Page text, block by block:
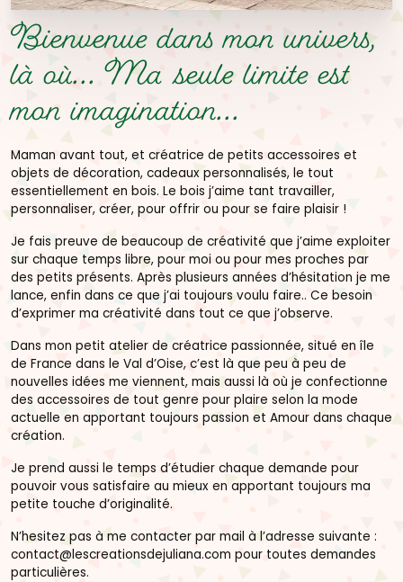
Bienvenue dans mon univers,
là où...Ma seule limite est
mon imagination...
Maman avant tout, et créatrice de petits accessoires et
objets de décoration, cadeaux personnalisés, le tout
essentiellement en bois. Le bois j’aime tant travailler,
personnaliser, créer, pour offrir ou pour se faire plaisir !
Je fais preuve de beaucoup de créativité que j’aime exploiter
sur chaque temps libre, pour moi ou pour mes proches par
des petits présents. Après plusieurs années d’hésitation je me
lance, enfin dans ce que j’ai toujours voulu faire.. Ce besoin
d’exprimer ma créativité dans tout ce que j’observe.
Dans mon petit atelier de créatrice passionnée, situé en île
de France dans le Val d’Oise, c’est là que peu à peu de
nouvelles idées me viennent, mais aussi là où je confectionne
des accessoires de tout genre pour plaire selon la mode
actuelle en apportant toujours passion et Amour dans chaque
création.
Je prend aussi le temps d’étudier chaque demande pour
pouvoir vous satisfaire au mieux en apportant toujours ma
petite touche d’originalité.
N’hesitez pas à me contacter par mail à l’adresse suivante :
contact@lescreationsdejuliana.com pour toutes demandes
particulières.